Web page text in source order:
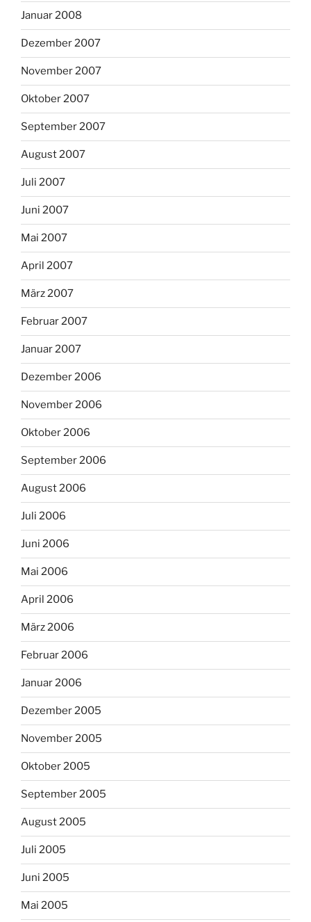
Januar 2008
Dezember 2007
November 2007
Oktober 2007
September 2007
August 2007
Juli 2007
Juni 2007
Mai 2007
April 2007
März 2007
Februar 2007
Januar 2007
Dezember 2006
November 2006
Oktober 2006
September 2006
August 2006
Juli 2006
Juni 2006
Mai 2006
April 2006
März 2006
Februar 2006
Januar 2006
Dezember 2005
November 2005
Oktober 2005
September 2005
August 2005
Juli 2005
Juni 2005
Mai 2005